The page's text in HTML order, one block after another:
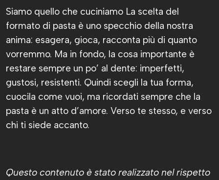
Siamo quello che cuciniamo La scelta del
formato di pasta è uno specchio della nostra
anima: esagera, gioca, racconta più di quanto
vorremmo. Ma in fondo, la cosa importante è
restare sempre un po’ al dente: imperfetti,
gustosi, resistenti. Quindi scegli la tua forma,
cuocila come vuoi, ma ricordati sempre che la
pasta è un atto d’amore. Verso te stesso, e verso
chi ti siede accanto.
Questo contenuto è stato realizzato nel rispetto